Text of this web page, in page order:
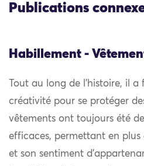
Publications
Habillement -
Tout au long de l’histoire, il
créativité pour se protéger
vêtements ont toujours été
efficaces, permettant en plus
et son sentiment